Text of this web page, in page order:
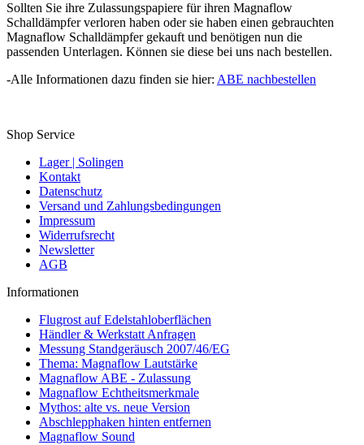
Sollten Sie ihre Zulassungspapiere für ihren Magnaflow
Schalldämpfer verloren haben oder sie haben einen gebrauchten
Magnaflow Schalldämpfer gekauft und benötigen nun die
passenden Unterlagen. Können sie diese bei uns nach bestellen.
-Alle Informationen dazu finden sie hier: ABE nachbestellen
Shop Service
Lager | Solingen
Kontakt
Datenschutz
Versand und Zahlungsbedingungen
Impressum
Widerrufsrecht
Newsletter
AGB
Informationen
Flugrost auf Edelstahloberflächen
Händler & Werkstatt Anfragen
Messung Standgeräusch 2007/46/EG
Thema: Magnaflow Lautstärke
Magnaflow ABE - Zulassung
Magnaflow Echtheitsmerkmale
Mythos: alte vs. neue Version
Abschlepphaken hinten entfernen
Magnaflow Sound